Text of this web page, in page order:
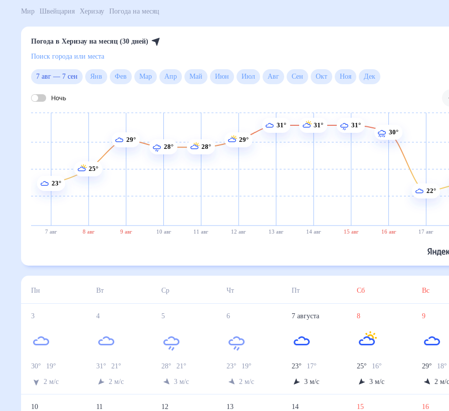
Мир Швейцария Херизау Погода на месяц
Погода в Херизау на месяц (30 дней)
Поиск города или места
7 авг—7 сен Янв Фев Мар Апр Май Июн Июл Авг Сен Окт Ноя
Ночь
7 авг 8 авг 9 авг 10 авг 11 авг 12 авг 13 авг 14 авг 15 авг 16 авг 17 авг
23°
25°
29°
28° 28°
29°
31° 31° 31°
30°
22°
Пн Вт Ср Чт Пт Сб Вс
3
30° 19°
2 м/с
4
31° 21°
2 м/с
5
28° 21°
3 м/с
6
23° 19°
2 м/с
7 августа
23° 17°
3 м/с
8
25° 16°
3 м/с
9
29° 18°
2 м/
10 11 12 13 14 15 16